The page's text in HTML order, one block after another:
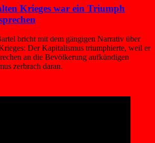
Krieges war ein Triumph
bricht mit dem gängigen Narrativ über
Der Kapitalismus triumphierte, weil er
an die Bevölkerung aufkündigen
zerbrach daran.